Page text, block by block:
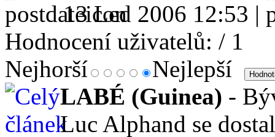
13 Led 2006 12:53 |
Hodnocení uživatelů: / 1
Nejhorší
Nejlepší
LABÉ (Guinea) -
Luc Alphand se